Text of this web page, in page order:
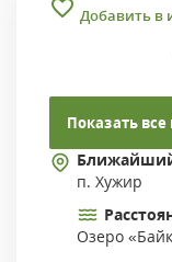
Добавить в
Показать
п. Хужир
Озеро